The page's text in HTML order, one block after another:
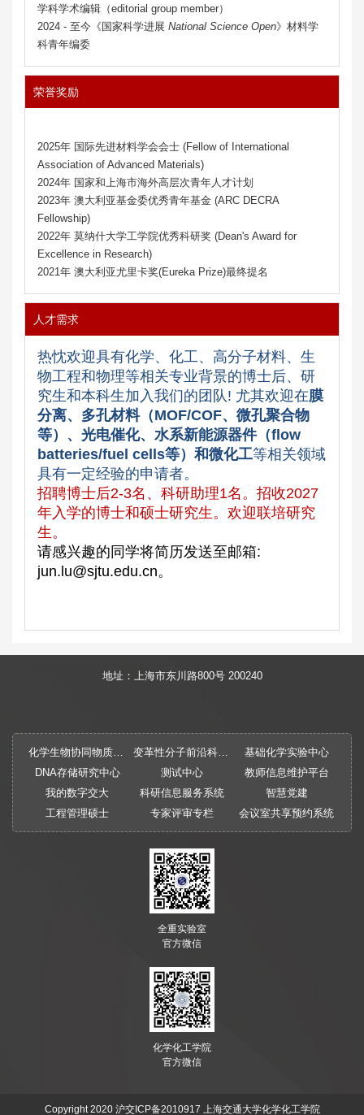
学科学术编辑（editorial group member）
2024 - 至今 《国家科学进展 National Science Open》 材料学
科青年编委
荣誉奖励
2025年 国际先进材料学会会士 (Fellow of International
Association of Advanced Materials)
2024年 国家和上海市海外高层次青年人才计划
2023年 澳大利亚基金委优秀青年基金 (ARC DECRA
Fellowship)
2022年 莫纳什大学工学院优秀科研奖 (Dean's Award for
Excellence in Research)
2021年 澳大利亚尤里卡奖(Eureka Prize)最终提名
人才需求
热忱欢迎具有化学、化工、高分子材料、生
物工程和物理等相关专业背景的博士后、研
究生和本科生加入我们的团队! 尤其欢迎在膜
分离、多孔材料（MOF/COF、微孔聚合物
等）、 光电催化、 水系新能源器件（flow
batteries/fuel cells等） 和微化工等相关领域
具有一定经验的申请者。
招聘博士后2-3名、科研助理1名。 招收2027
年入学的博士和硕士研究生。 欢迎联培研究
生。
请感兴趣的同学将简历发送至邮箱:
jun.lu@sjtu.edu.cn。
地址：上海市东川路800号 200240
化学生物协同物质创制全国重点实验室 变革性分子前沿科学中心
基础化学实验中心
DNA存储研究中心
测试中心
教师信息维护平台
我的数字交大
科研信息服务系统
智慧党建
工程管理硕士
专家评审专栏 会议室共享预约系统
全重实验室
官方微信
化学化工学院
官方微信
Copyright 2020 沪交ICP备2010917 上海交通大学化学化工学院